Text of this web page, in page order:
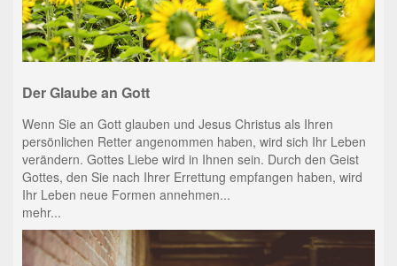
Der Glaube an Gott
Wenn Sie an Gott glauben und Jesus Christus als Ihren
persönlichen Retter angenommen haben, wird sich Ihr Leben
verändern. Gottes Liebe wird in Ihnen sein. Durch den Geist
Gottes, den Sie nach Ihrer Errettung empfangen haben, wird
Ihr Leben neue Formen annehmen...
mehr...